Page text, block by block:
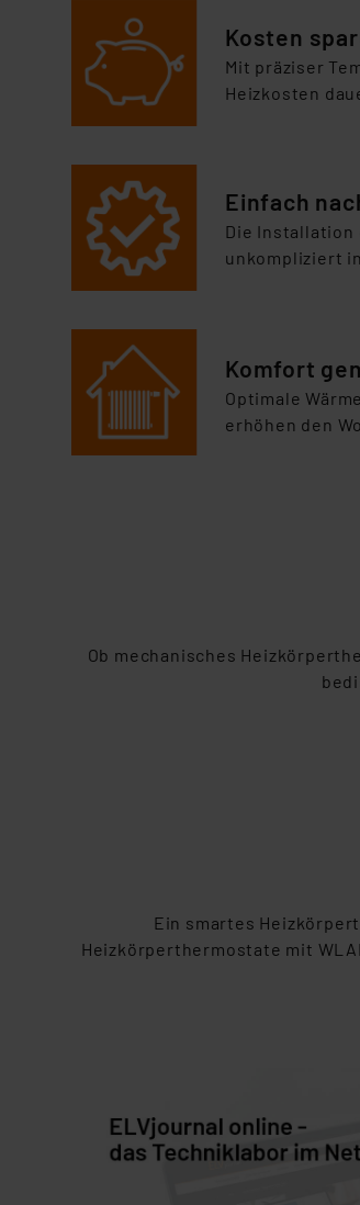
Kosten
Mit präziser
Heizkosten
Einfach
Die Installation
unkompliziert
Komfort
Optimale
erhöhen den
Ob mechanisches
Ein smartes
Heizkörperthermostate mit